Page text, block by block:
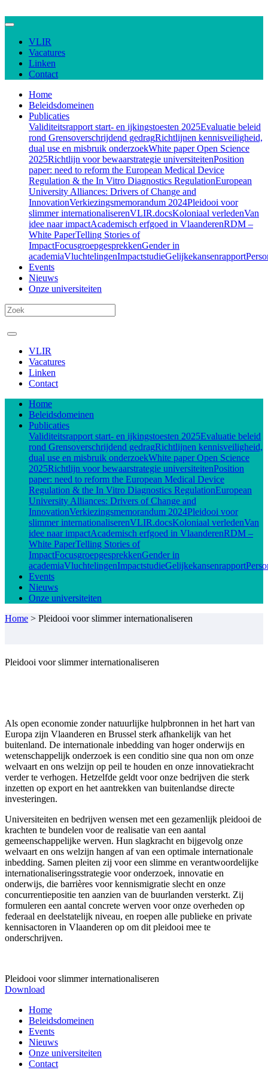
VLIR
Vacatures
Linken
Contact
Home
Beleidsdomeinen
Publicaties
Validiteitsrapport start- en ijkingstoesten 2025Evaluatie beleid
rond Grensoverschrijdend gedragRichtlijnen kennisveiligheid,
dual use en misbruik onderzoekWhite paper Open Science
2025Richtlijn voor bewaarstrategie universiteitenPosition
paper: need to reform the European Medical Device
Regulation & the In Vitro Diagnostics RegulationEuropean
University Alliances: Drivers of Change and
InnovationVerkiezingsmemorandum 2024Pleidooi voor
slimmer internationaliserenVLIR.docsKoloniaal verledenVan
idee naar impactAcademisch erfgoed in VlaanderenRDM –
White PaperTelling Stories of
ImpactFocusgroepgesprekkenGender in
academiaVluchtelingenImpactstudieGelijkekansenrapport
Events
Nieuws
Onze universiteiten
VLIR
Vacatures
Linken
Contact
Home
Beleidsdomeinen
Publicaties
Validiteitsrapport start- en ijkingstoesten 2025Evaluatie beleid
rond Grensoverschrijdend gedragRichtlijnen kennisveiligheid,
dual use en misbruik onderzoekWhite paper Open Science
2025Richtlijn voor bewaarstrategie universiteitenPosition
paper: need to reform the European Medical Device
Regulation & the In Vitro Diagnostics RegulationEuropean
University Alliances: Drivers of Change and
InnovationVerkiezingsmemorandum 2024Pleidooi voor
slimmer internationaliserenVLIR.docsKoloniaal verledenVan
idee naar impactAcademisch erfgoed in VlaanderenRDM –
White PaperTelling Stories of
ImpactFocusgroepgesprekkenGender in
academiaVluchtelingenImpactstudieGelijkekansenrapport
Events
Nieuws
Onze universiteiten
Home > Pleidooi voor slimmer internationaliseren
Pleidooi voor slimmer internationaliseren
Als open economie zonder natuurlijke hulpbronnen in het hart van
Europa zijn Vlaanderen en Brussel sterk afhankelijk van het
buitenland. De internationale inbedding van hoger onderwijs en
wetenschappelijk onderzoek is een conditio sine qua non om onze
welvaart en ons welzijn op peil te houden en onze innovatiekracht
verder te verhogen. Hetzelfde geldt voor onze bedrijven die sterk
inzetten op export en het aantrekken van buitenlandse directe
investeringen.
Universiteiten en bedrijven wensen met een gezamenlijk pleidooi de
krachten te bundelen voor de realisatie van een aantal
gemeenschappelijke werven. Hun slagkracht en bijgevolg onze
welvaart en ons welzijn hangen af van een optimale internationale
inbedding. Samen pleiten zij voor een slimme en verantwoordelijke
internationaliseringsstrategie voor onderzoek, innovatie en
onderwijs, die barrières voor kennismigratie slecht en onze
concurrentiepositie ten aanzien van de buurlanden versterkt. Zij
formuleren een aantal concrete werven voor onze overheden op
federaal en deelstatelijk niveau, en roepen alle publieke en private
kennisactoren in Vlaanderen op om dit pleidooi mee te
onderschrijven.
Pleidooi voor slimmer internationaliseren
Download
Home
Beleidsdomeinen
Events
Nieuws
Onze universiteiten
Contact